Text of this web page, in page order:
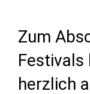
Zum
Festivals
herzlich